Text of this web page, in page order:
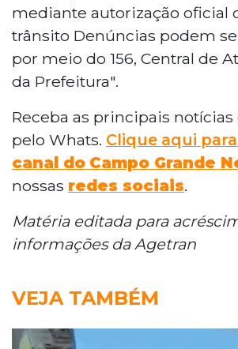
mediante autorização oficial
trânsito Denúncias podem
por meio do 156, Central de
da Prefeitura".
Receba as principais notícias
pelo Whats. Clique aqui
canal do Campo Grande
nossas redes sociais.
Matéria editada para
informações da Agetran
VEJA TAMBÉM